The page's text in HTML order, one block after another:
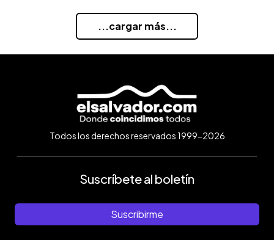
...cargar más...
Todos los derechos reservados 1999-2026
Suscríbete al boletín
Suscribirme